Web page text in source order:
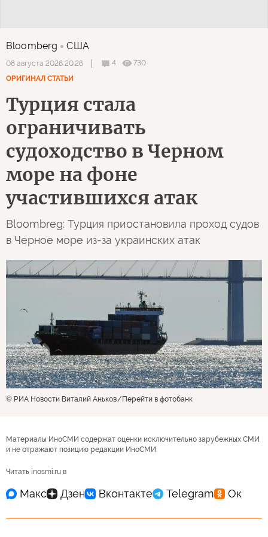
Bloomberg США
08 августа 2026 20:26 4
730
ОРИГИНАЛ СТАТЬИ
Турция стала
ограничивать
судоходство в Черном
море на фоне
участившихся атак
Bloombreg: Турция приостановила проход судов
в Черное море из-за украинских атак
© РИА Новости Виталий Аньков Перейти в фотобанк
Материалы ИноСМИ содержат оценки исключительно зарубежных СМИ
и не отражают позицию редакции ИноСМИ
Читать inosmi.ru в